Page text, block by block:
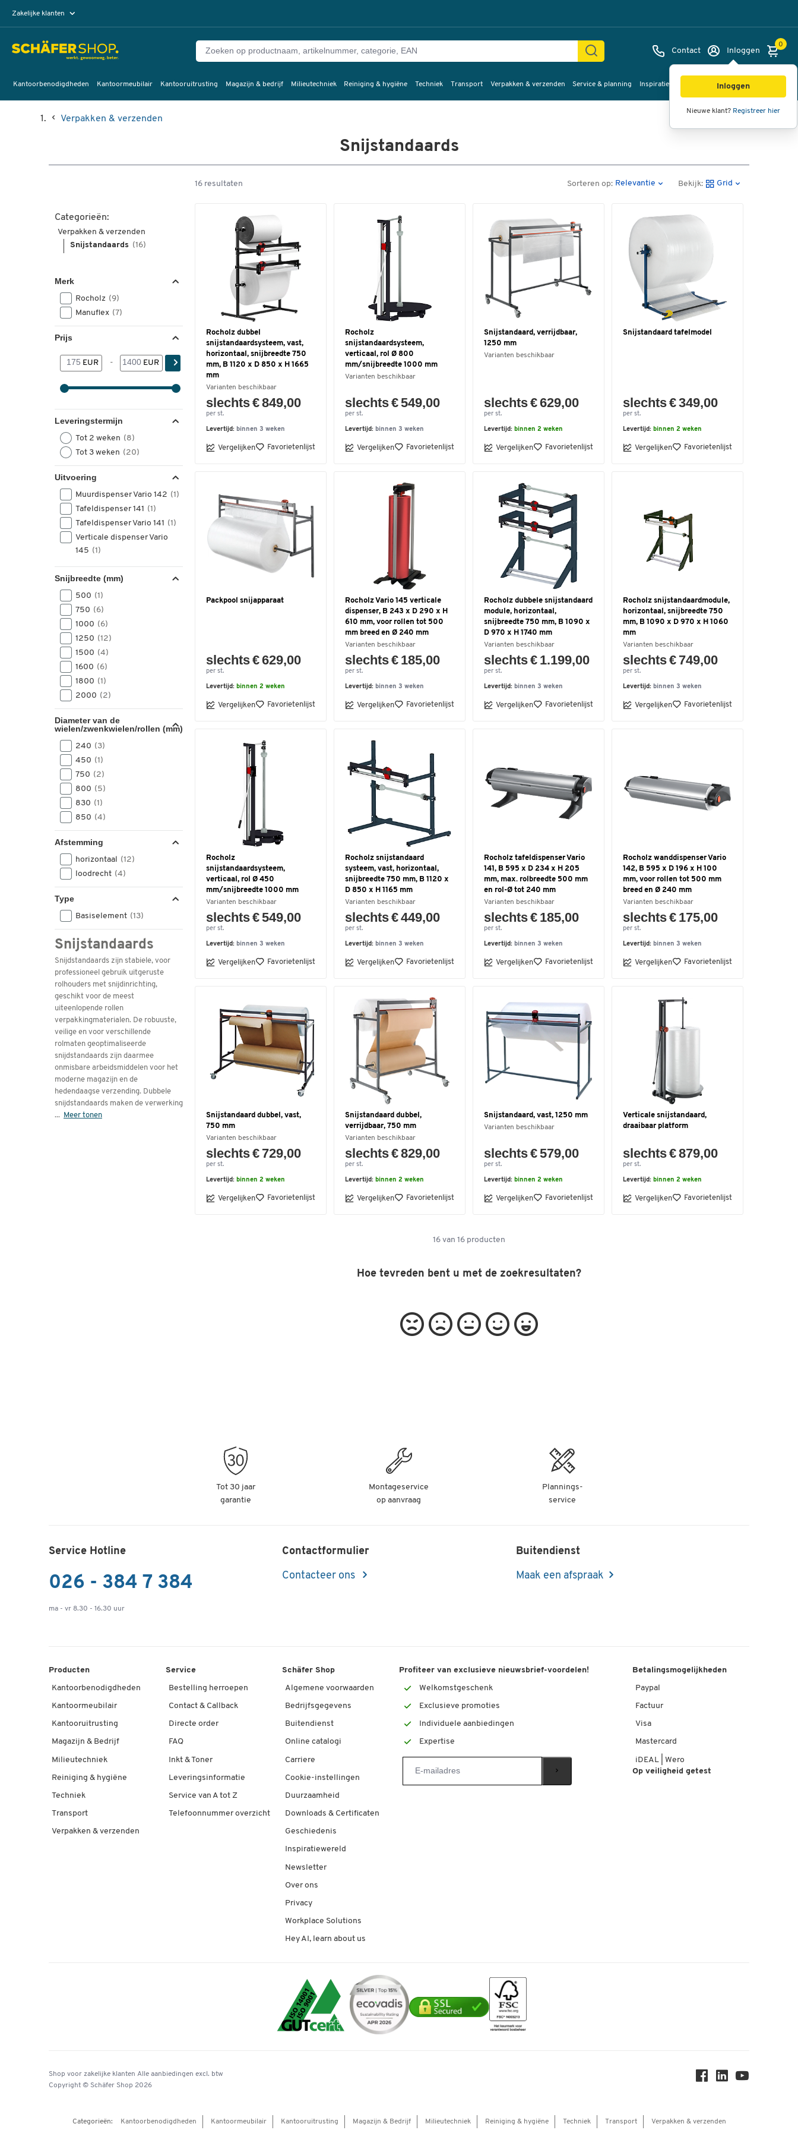
Zakelijke klanten
Contact Inloggen
Inloggen
Nieuwe klant? Registreer hier
0
Kantoorbenodigdheden Kantoormeubilair Kantooruitrusting Magazijn & bedrijf Milieutechniek Reiniging & hygiëne Techniek Transport Verpakken & verzenden Service & planning Inspiratie
Verpakken & verzenden
Snijstandaards
Categorieën:
Verpakken & verzenden
Snijstandaards (16)
Merk
Rocholz (9)
Manuflex (7)
Prijs
EUR - EUR
Leveringstermijn
Tot 2 weken (8)
Tot 3 weken (20)
Uitvoering
Muurdispenser Vario 142 (1)
Tafeldispenser 141 (1)
Tafeldispenser Vario 141 (1)
Verticale dispenser Vario
145 (1)
Snijbreedte (mm)
500 (1)
750 (6)
1000 (6)
1250 (12)
1500 (4)
1600 (6)
1800 (1)
2000 (2)
Diameter van de
wielen/zwenkwielen/rollen (mm)
240 (3)
450 (1)
750 (2)
800 (5)
830 (1)
850 (4)
Afstemming
horizontaal (12)
loodrecht (4)
Type
Basiselement (13)
Snijstandaards
Snijdstandaards zijn stabiele, voor
professioneel gebruik uitgeruste
rolhouders met snijdinrichting,
geschikt voor de meest
uiteenlopende rollen
verpakkingmaterialen. De robuuste,
veilige en voor verschillende
rolmaten geoptimaliseerde
snijdstandaards zijn daarmee
onmisbare arbeidsmiddelen voor het
moderne magazijn en de
hedendaagse verzending. Dubbele
snijdstandaards maken de verwerking
...
Meer tonen
16 resultaten Sorteren op: Relevantie Bekijk: Grid
Rocholz dubbel
snijstandaardsysteem, vast,
horizontaal, snijbreedte 750
mm, B 1120 x D 850 x H 1665
mm
Varianten beschikbaar
slechts € 849,00
per st.
Levertijd: binnen 3 weken
Vergelijken Favorietenlijst
Rocholz
snijstandaardsysteem,
verticaal, rol Ø 800
mm/snijbreedte 1000 mm
Varianten beschikbaar
slechts € 549,00
per st.
Levertijd: binnen 3 weken
Vergelijken Favorietenlijst
Snijstandaard, verrijdbaar,
1250 mm
Varianten beschikbaar
slechts € 629,00
per st.
Levertijd: binnen 2 weken
Vergelijken Favorietenlijst
Snijstandaard tafelmodel
slechts € 349,00
per st.
Levertijd: binnen 2 weken
Vergelijken Favorietenlijst
Packpool snijapparaat
slechts € 629,00
per st.
Levertijd: binnen 2 weken
Vergelijken Favorietenlijst
Rocholz Vario 145 verticale
dispenser, B 243 x D 290 x H
610 mm, voor rollen tot 500
mm breed en Ø 240 mm
Varianten beschikbaar
slechts € 185,00
per st.
Levertijd: binnen 3 weken
Vergelijken Favorietenlijst
Rocholz dubbele snijstandaard
module, horizontaal,
snijbreedte 750 mm, B 1090 x
D 970 x H 1740 mm
Varianten beschikbaar
slechts € 1.199,00
per st.
Levertijd: binnen 3 weken
Vergelijken Favorietenlijst
Rocholz snijstandaardmodule,
horizontaal, snijbreedte 750
mm, B 1090 x D 970 x H 1060
mm
Varianten beschikbaar
slechts € 749,00
per st.
Levertijd: binnen 3 weken
Vergelijken Favorietenlijst
Rocholz
snijstandaardsysteem,
verticaal, rol Ø 450
mm/snijbreedte 1000 mm
Varianten beschikbaar
slechts € 549,00
per st.
Levertijd: binnen 3 weken
Vergelijken Favorietenlijst
Rocholz snijstandaard
systeem, vast, horizontaal,
snijbreedte 750 mm, B 1120 x
D 850 x H 1165 mm
Varianten beschikbaar
slechts € 449,00
per st.
Levertijd: binnen 3 weken
Vergelijken Favorietenlijst
Rocholz tafeldispenser Vario
141, B 595 x D 234 x H 205
mm, max. rolbreedte 500 mm
en rol-Ø tot 240 mm
Varianten beschikbaar
slechts € 185,00
per st.
Levertijd: binnen 3 weken
Vergelijken Favorietenlijst
Rocholz wanddispenser Vario
142, B 595 x D 196 x H 100
mm, voor rollen tot 500 mm
breed en Ø 240 mm
Varianten beschikbaar
slechts € 175,00
per st.
Levertijd: binnen 3 weken
Vergelijken Favorietenlijst
Snijstandaard dubbel, vast,
750 mm
Varianten beschikbaar
slechts € 729,00
per st.
Levertijd: binnen 2 weken
Vergelijken Favorietenlijst
Snijstandaard dubbel,
verrijdbaar, 750 mm
Varianten beschikbaar
slechts € 829,00
per st.
Levertijd: binnen 2 weken
Vergelijken Favorietenlijst
Snijstandaard, vast, 1250 mm
Varianten beschikbaar
slechts € 579,00
per st.
Levertijd: binnen 2 weken
Vergelijken Favorietenlijst
Verticale snijstandaard,
draaibaar platform
slechts € 879,00
per st.
Levertijd: binnen 2 weken
Vergelijken Favorietenlijst
16 van 16 producten
Hoe tevreden bent u met de zoekresultaten?
Tot 30 jaar
garantie
Montageservice
op aanvraag
Plannings-
service
Service Hotline
026 - 384 7 384
ma - vr 8.30 - 16.30 uur
Contactformulier
Contacteer ons
Buitendienst
Maak een afspraak
Producten
Kantoorbenodigdheden
Kantoormeubilair
Kantooruitrusting
Magazijn & Bedrijf
Milieutechniek
Reiniging & hygiëne
Techniek
Transport
Verpakken & verzenden
Service
Bestelling herroepen
Contact & Callback
Directe order
FAQ
Inkt & Toner
Leveringsinformatie
Service van A tot Z
Telefoonnummer overzicht
Schäfer Shop
Algemene voorwaarden
Bedrijfsgegevens
Buitendienst
Online catalogi
Carriere
Cookie-instellingen
Duurzaamheid
Downloads & Certificaten
Geschiedenis
Inspiratiewereld
Newsletter
Over ons
Privacy
Workplace Solutions
Hey AI, learn about us
Profiteer van exclusieve nieuwsbrief-voordelen!
Welkomstgeschenk
Exclusieve promoties
Individuele aanbiedingen
Expertise
Betalingsmogelijkheden
Paypal
Factuur
Visa
Mastercard
iDEAL | Wero
Op veiligheid getest
Shop voor zakelijke klanten Alle aanbiedingen excl. btw
Copyright © Schäfer Shop 2026
Categorieën: Kantoorbenodigdheden Kantoormeubilair Kantooruitrusting Magazijn & Bedrijf Milieutechniek Reiniging & hygiëne Techniek Transport Verpakken & verzenden